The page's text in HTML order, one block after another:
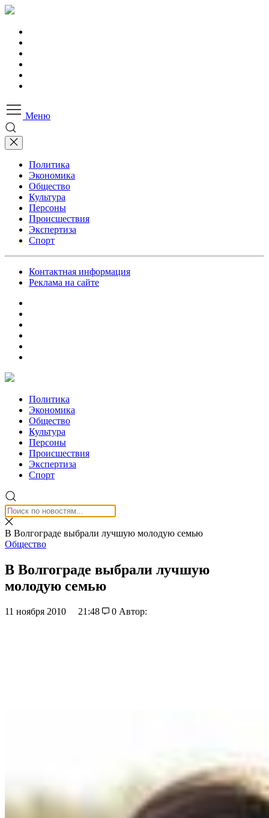
Меню
Политика
Экономика
Общество
Культура
Персоны
Происшествия
Экспертиза
Спорт
Контактная информация
Реклама на сайте
Политика
Экономика
Общество
Культура
Персоны
Происшествия
Экспертиза
Спорт
В Волгограде выбрали лучшую молодую семью
Общество
В Волгограде выбрали лучшую
молодую семью
11 ноября 2010 21:48 0 Автор: